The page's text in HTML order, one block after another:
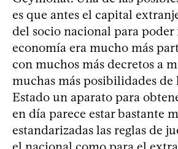
es que antes el capital
del socio nacional para poder
economía era mucho más
con muchos más decretos a
muchas más posibilidades de
Estado un aparato para
en día parece estar bastante
estandarizadas las reglas de